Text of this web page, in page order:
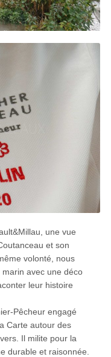
une vue
et son
volonté, nous
avec une déco
leur histoire
Pêcheur engagé
Carte autour des
Il milite pour la
durable et raisonnée.